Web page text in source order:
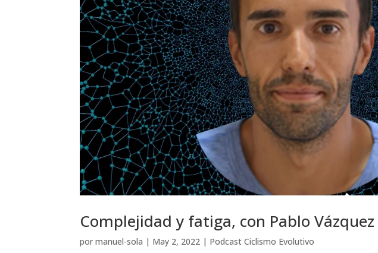
Complejidad y fatiga, con Pablo Vázquez
pormanuel-sola | May 2, 2022 | Podcast Ciclismo Evolutivo